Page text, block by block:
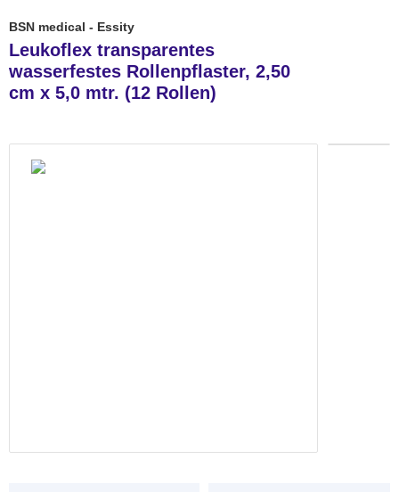
BSN medical - Essity
Leukoflex transparentes
wasserfestes Rollenpflaster, 2,50
cm x 5,0 mtr. (12 Rollen)